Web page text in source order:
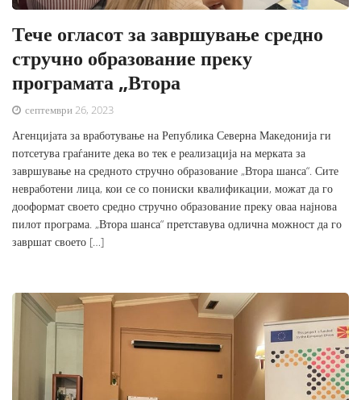
Тече огласот за завршување средно
стручно образование преку
програмата „Втора
септември 26, 2023
Агенцијата за вработување на Република Северна Македонија ги
потсетува граѓаните дека во тек е реализација на мерката за
завршување на средното стручно образование „Втора шанса“. Сите
невработени лица, кои се со пониски квалификации, можат да го
дооформат своето средно стручно образование преку оваа најнова
пилот програма. „Втора шанса“ претставува одлична можност да го
завршат своето […]